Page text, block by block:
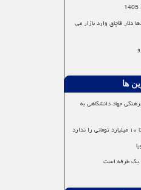
دلار قاچاق وارد بازار می
ها
جهاد دانشگاهی به